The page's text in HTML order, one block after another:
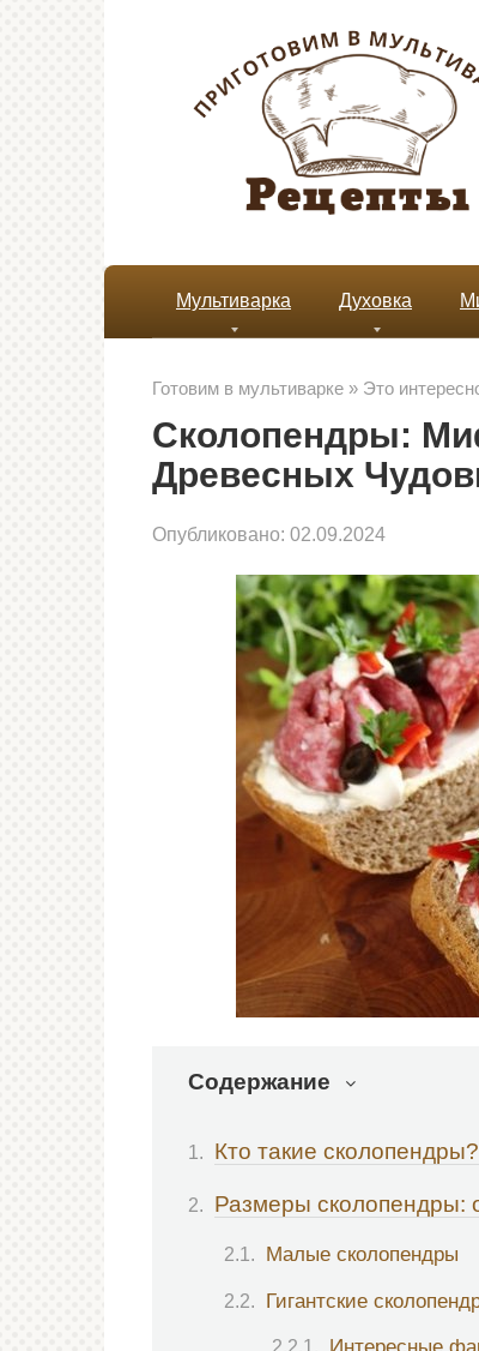
Мультиварка Духовка
Готовим в мультиварке » Это
Сколопендры:
Древесных
Опубликовано: 02.09.2024
Содержание
Кто такие сколопендры?
Размеры сколопендры:
Малые сколопендры
Гигантские